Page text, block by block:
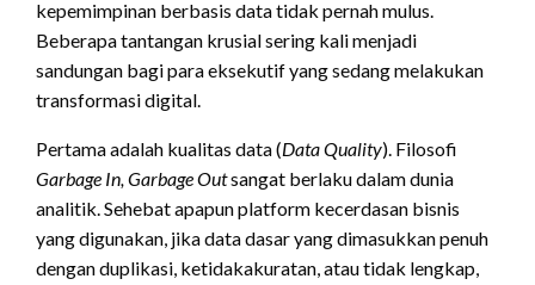
kepemimpinan berbasis data tidak pernah mulus.
Beberapa tantangan krusial sering kali menjadi
sandungan bagi para eksekutif yang sedang melakukan
transformasi digital.
Pertama adalah kualitas data (Data Quality). Filosofi
Garbage In, Garbage Outsangat berlaku dalam dunia
analitik. Sehebat apapun platform kecerdasan bisnis
yang digunakan, jika data dasar yang dimasukkan penuh
dengan duplikasi, ketidakakuratan, atau tidak lengkap,